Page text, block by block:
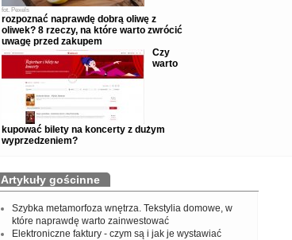
fot. Pexels
rozpoznać naprawdę dobrą oliwę z
oliwek? 8 rzeczy, na które warto zwrócić
uwagę przed zakupem
Czy
warto
kupować bilety na koncerty z dużym
wyprzedzeniem?
Artykuły gościnne
Szybka metamorfoza wnętrza. Tekstylia domowe, w
które naprawdę warto zainwestować
Elektroniczne faktury - czym są i jak je wystawiać